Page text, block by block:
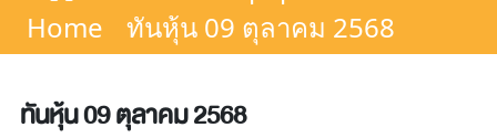
Home
ทันหุ้น 09 ตุลาคม 2568
ทันหุ้น 09 ตุลาคม 2568